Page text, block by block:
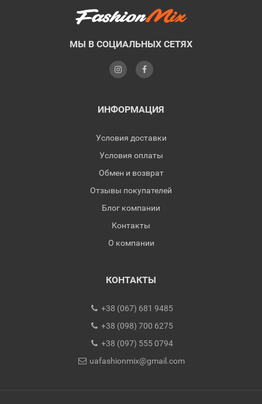
МЫ В СОЦИАЛЬНЫХ СЕТЯХ
ИНФОРМАЦИЯ
Условия доставки
Условия оплаты
Обмен и возврат
Отзывы покупателей
Блог компании
Контакты
О компании
КОНТАКТЫ
+38 (067) 681 9485
+38 (098) 700 6275
+38 (097) 555 0794
uafashionmix@gmail.com